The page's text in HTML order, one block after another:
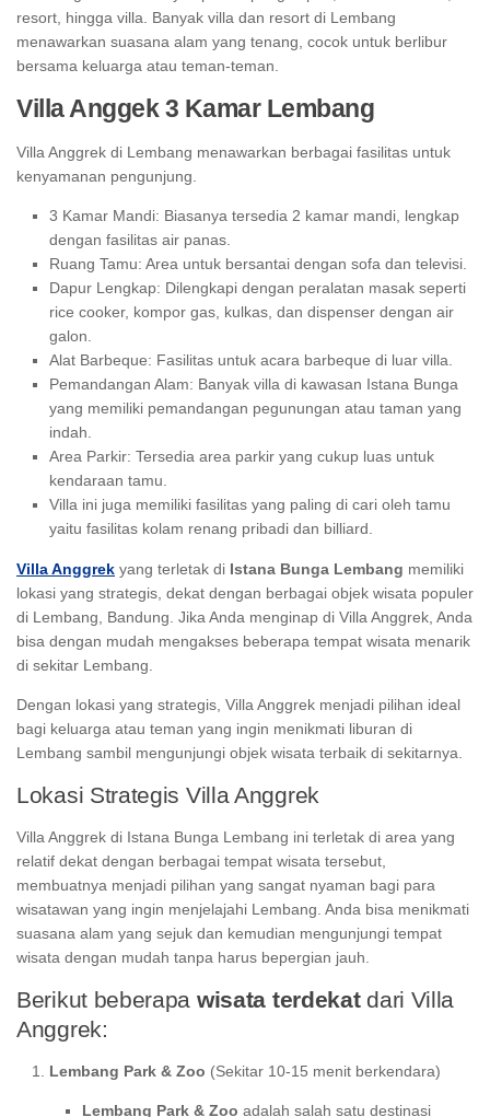
resort, hingga villa. Banyak villa dan resort di Lembang
menawarkan suasana alam yang tenang, cocok untuk berlibur
bersama keluarga atau teman-teman.
Villa Anggek 3 Kamar Lembang
Villa Anggrek di Lembang menawarkan berbagai fasilitas untuk
kenyamanan pengunjung.
3 Kamar Mandi: Biasanya tersedia 2 kamar mandi, lengkap
dengan fasilitas air panas.
Ruang Tamu: Area untuk bersantai dengan sofa dan televisi.
Dapur Lengkap: Dilengkapi dengan peralatan masak seperti
rice cooker, kompor gas, kulkas, dan dispenser dengan air
galon.
Alat Barbeque: Fasilitas untuk acara barbeque di luar villa.
Pemandangan Alam: Banyak villa di kawasan Istana Bunga
yang memiliki pemandangan pegunungan atau taman yang
indah.
Area Parkir: Tersedia area parkir yang cukup luas untuk
kendaraan tamu.
Villa ini juga memiliki fasilitas yang paling di cari oleh tamu
yaitu fasilitas kolam renang pribadi dan billiard.
Villa Anggrek yang terletak di Istana Bunga Lembang memiliki
lokasi yang strategis, dekat dengan berbagai objek wisata populer
di Lembang, Bandung. Jika Anda menginap di Villa Anggrek, Anda
bisa dengan mudah mengakses beberapa tempat wisata menarik
di sekitar Lembang.
Dengan lokasi yang strategis, Villa Anggrek menjadi pilihan ideal
bagi keluarga atau teman yang ingin menikmati liburan di
Lembang sambil mengunjungi objek wisata terbaik di sekitarnya.
Lokasi Strategis Villa Anggrek
Villa Anggrek di Istana Bunga Lembang ini terletak di area yang
relatif dekat dengan berbagai tempat wisata tersebut,
membuatnya menjadi pilihan yang sangat nyaman bagi para
wisatawan yang ingin menjelajahi Lembang. Anda bisa menikmati
suasana alam yang sejuk dan kemudian mengunjungi tempat
wisata dengan mudah tanpa harus bepergian jauh.
Berikut beberapa wisata terdekatdari Villa
Anggrek:
Lembang Park & Zoo (Sekitar 10-15 menit berkendara)
Lembang Park & Zoo adalah salah satu destinasi